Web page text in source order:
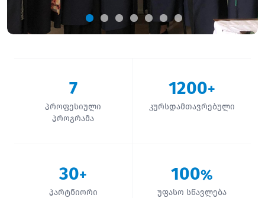
7
პროფესიული
პროგრამა
1200+
კურსდამთავრებული
30+
პარტნიორი
100%
უფასო სწავლება